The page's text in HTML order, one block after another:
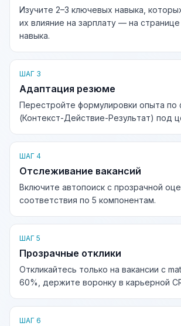
Изучите 2–3 ключевых навыка,
их влияние на зарплату — на
навыка.
ШАГ 3
Адаптация резюме
Перестройте формулировки опыта по
(Контекст-Действие-Результат) под
ШАГ 4
Отслеживание вакансий
Включите автопоиск с прозрачной
соответствия по 5 компонентам.
ШАГ 5
Прозрачные отклики
Откликайтесь только на вакансии с
60%, держите воронку в карьерной
ШАГ 6